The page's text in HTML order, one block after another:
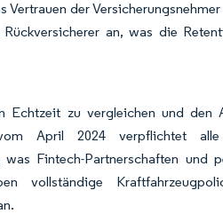
der
an, was die
Echtzeit zu vergleichen und den
April 2024 verpflichtet alle
Fintech-Partnerschaften und
vollständige